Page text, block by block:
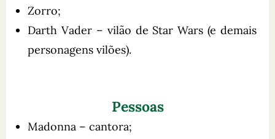
Zorro;
Darth Vader – vilão de Star Wars (e demais
personagens vilões).
Pessoas
Madonna – cantora;